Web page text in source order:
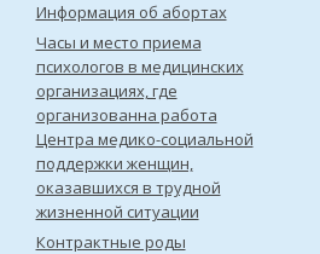
Информация об абортах
Часы и место приема
психологов в медицинских
организациях, где
организованна работа
Центра медико-социальной
поддержки женщин,
оказавшихся в трудной
жизненной ситуации
Контрактные роды